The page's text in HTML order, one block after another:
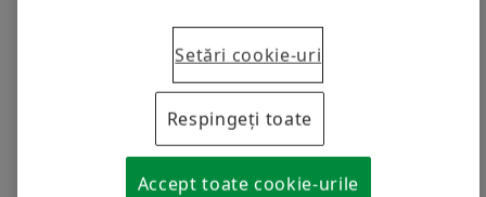
Descărcare
Schaeffler European Roadshow 2026
ajunge în România cu un camion
expozițional dedicat produselor și
tehnologiilor Schaeffler
Setări cookie-uri
Respingeți toate
Accept toate cookie-urile